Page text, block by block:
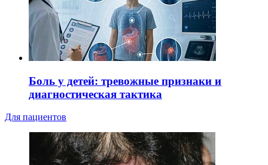
Боль у детей: тревожные признаки и
диагностическая тактика
Для пациентов